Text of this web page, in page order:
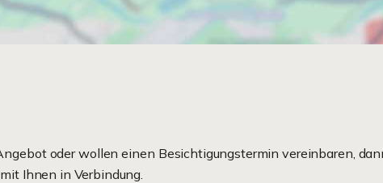
oder wollen einen Besichtigungstermin vereinbaren,
Ihnen in Verbindung.